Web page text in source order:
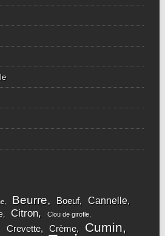
Beurre Boeuf Cannelle
Citron Clou de girofle
Crevette Crème Cumin